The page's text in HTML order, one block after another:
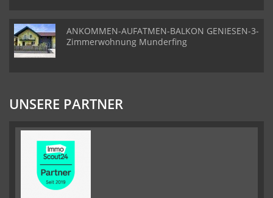
ANKOMMEN-AUFATMEN-BALKON GENIESEN-3-
Zimmerwohnung Munderfing
UNSERE PARTNER